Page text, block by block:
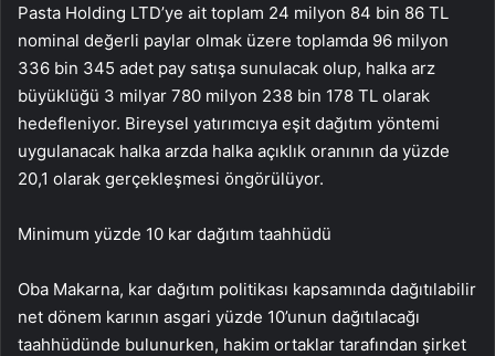
Pasta Holding LTD’ye ait toplam 24 milyon 84 bin 86 TL
nominal değerli paylar olmak üzere toplamda 96 milyon
336 bin 345 adet pay satışa sunulacak olup, halka arz
büyüklüğü 3 milyar 780 milyon 238 bin 178 TL olarak
hedefleniyor. Bireysel yatırımcıya eşit dağıtım yöntemi
uygulanacak halka arzda halka açıklık oranının da yüzde
20,1 olarak gerçekleşmesi öngörülüyor.
Minimum yüzde 10 kar dağıtım taahhüdü
Oba Makarna, kar dağıtım politikası kapsamında dağıtılabilir
net dönem karının asgari yüzde 10’unun dağıtılacağı
taahhüdünde bulunurken, hakim ortaklar tarafından şirket